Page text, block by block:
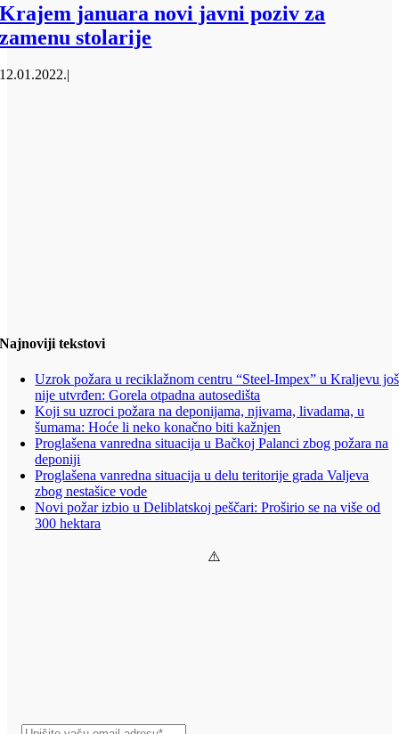
Krajem januara novi javni poziv za
zamenu stolarije
12.01.2022.|
Najnoviji tekstovi
Uzrok požara u reciklažnom centru “Steel-Impex” u Kraljevu još
nije utvrđen: Gorela otpadna autosedišta
Koji su uzroci požara na deponijama, njivama, livadama, u
šumama: Hoće li neko konačno biti kažnjen
Proglašena vanredna situacija u Bačkoj Palanci zbog požara na
deponiji
Proglašena vanredna situacija u delu teritorije grada Valjeva
zbog nestašice vode
Novi požar izbio u Deliblatskoj peščari: Proširio se na više od
300 hektara